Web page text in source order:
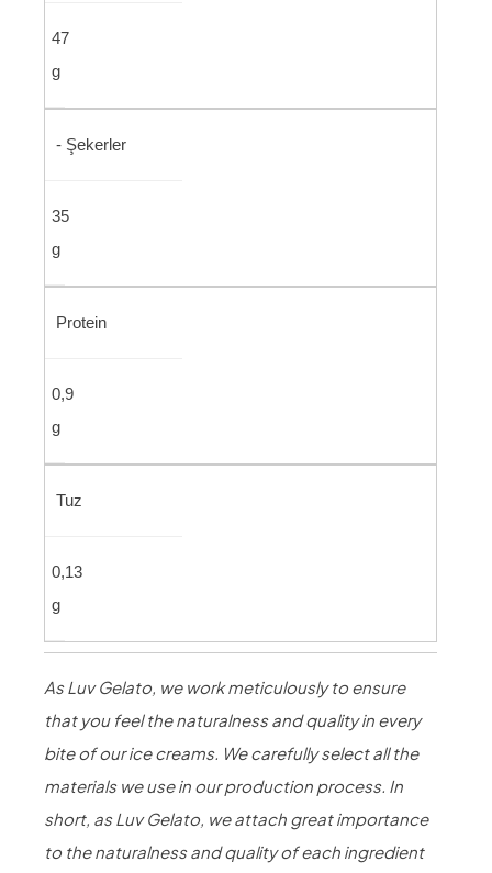
47
g
- Şekerler
35
g
Protein
0,9
g
Tuz
0,13
g
As Luv Gelato, we work meticulously to ensure
that you feel the naturalness and quality in every
bite of our ice creams. We carefully select all the
materials we use in our production process. In
short, as Luv Gelato, we attach great importance
to the naturalness and quality of each ingredient